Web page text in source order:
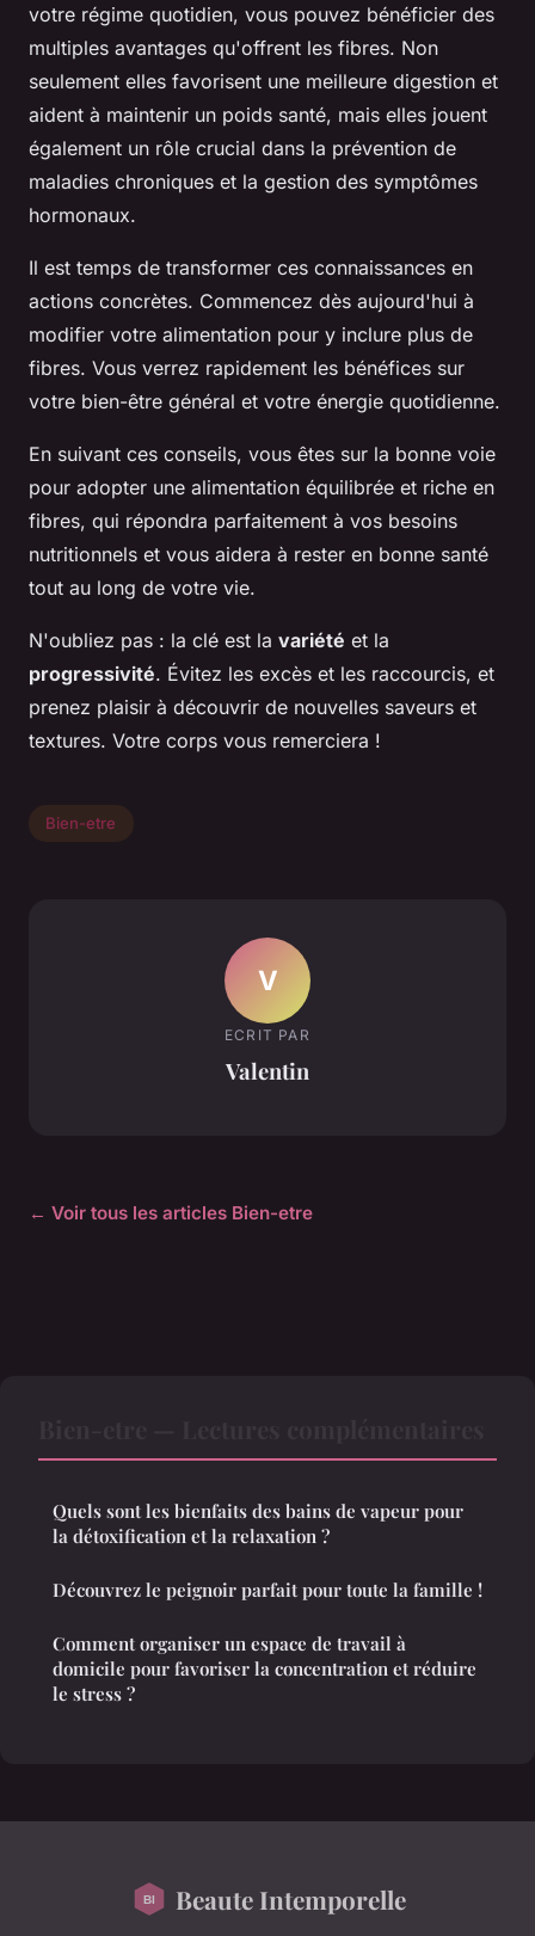
votre régime quotidien, vous pouvez bénéficier des
multiples avantages qu'offrent les fibres. Non
seulement elles favorisent une meilleure digestion et
aident à maintenir un poids santé, mais elles jouent
également un rôle crucial dans la prévention de
maladies chroniques et la gestion des symptômes
hormonaux.
Il est temps de transformer ces connaissances en
actions concrètes. Commencez dès aujourd'hui à
modifier votre alimentation pour y inclure plus de
fibres. Vous verrez rapidement les bénéfices sur
votre bien-être général et votre énergie quotidienne.
En suivant ces conseils, vous êtes sur la bonne voie
pour adopter une alimentation équilibrée et riche en
fibres, qui répondra parfaitement à vos besoins
nutritionnels et vous aidera à rester en bonne santé
tout au long de votre vie.
N'oubliez pas : la clé est la variété et la
progressivité. Évitez les excès et les raccourcis, et
prenez plaisir à découvrir de nouvelles saveurs et
textures. Votre corps vous remerciera !
Bien-etre
V
ECRIT PAR
Valentin
← Voir tous les articles Bien-etre
Quels sont les bienfaits des bains de vapeur pour
la détoxification et la relaxation ?
Découvrez le peignoir parfait pour toute la famille !
Comment organiser un espace de travail à
domicile pour favoriser la concentration et réduire
le stress ?
Beaute Intemporelle